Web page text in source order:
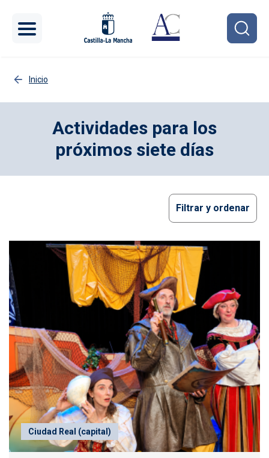
Inicio
Actividades para los
próximos siete días
Filtrar y ordenar
Ciudad Real (capital)